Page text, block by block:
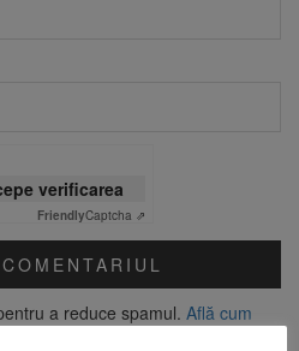
verificarea
FriendlyCaptcha ⇗
a reduce spamul. Află cum